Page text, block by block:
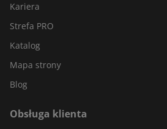
Kariera
Strefa PRO
Katalog
Mapa strony
Blog
Obsługa klienta